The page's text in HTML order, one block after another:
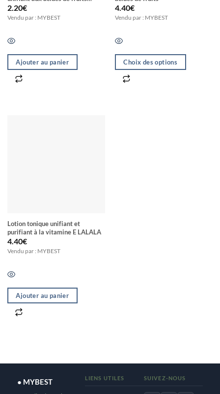
collagène et vitamine C & E
2.20€
Vendu par : MYBEST
Ajouter au panier
4.40€
Vendu par : MYBEST
Choix des options
Lotion tonique unifiant et
purifiant à la vitamine E LALALA
4.40€
Vendu par : MYBEST
Ajouter au panier
● MYBEST LIENS UTILES SUIVEZ-NOUS